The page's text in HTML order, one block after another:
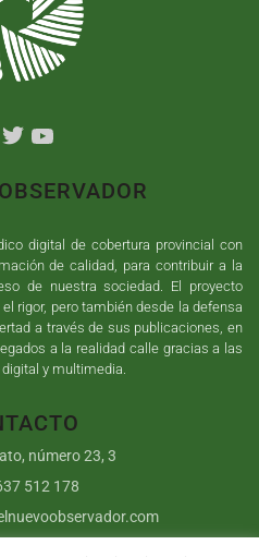
digital de cobertura provincial con
de calidad, para contribuir a la
de nuestra sociedad. El proyecto
rigor, pero también desde la defensa
a través de sus publicaciones, en
a la realidad calle gracias a las
y multimedia.
número 23, 3
512 178